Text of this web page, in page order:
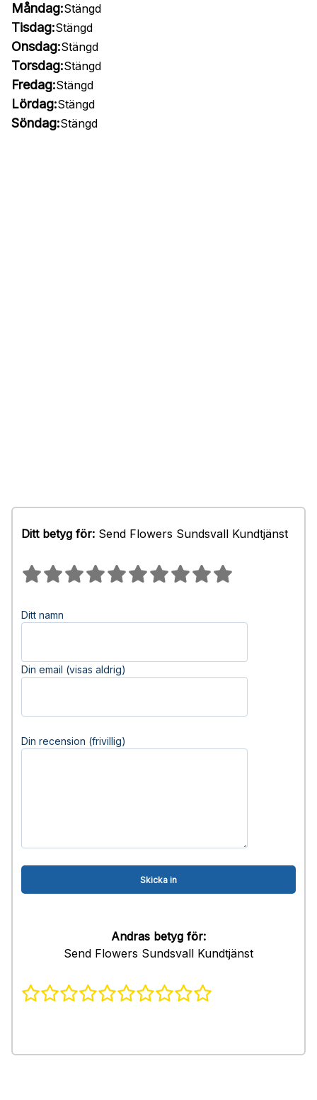
Måndag:Stängd
Tisdag:Stängd
Onsdag:Stängd
Torsdag:Stängd
Fredag:Stängd
Lördag:Stängd
Söndag:Stängd
Ditt betyg för: Send Flowers Sundsvall Kundtjänst
Ditt namn
Din email (visas aldrig)
Din recension (frivillig)
Andras betyg för:
Send Flowers Sundsvall Kundtjänst